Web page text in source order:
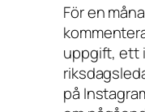
För en
uppgift, ett
på